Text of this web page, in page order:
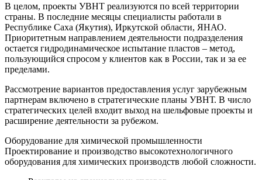
В целом, проекты УВНТ реализуются по всей территории
страны. В последние месяцы специалисты работали в
Республике Саха (Якутия), Иркутской области, ЯНАО.
Приоритетным направлением деятельности подразделения
остается гидродинамическое испытание пластов – метод,
пользующийся спросом у клиентов как в России, так и за ее
пределами.
Рассмотрение вариантов предоставления услуг зарубежным
партнерам включено в стратегические планы УВНТ. В число
стратегических целей входит выход на шельфовые проекты и
расширение деятельности за рубежом.
Оборудование для химической промышленности
Проектирование и производство высокотехнологичного
оборудования для химических производств любой сложности.